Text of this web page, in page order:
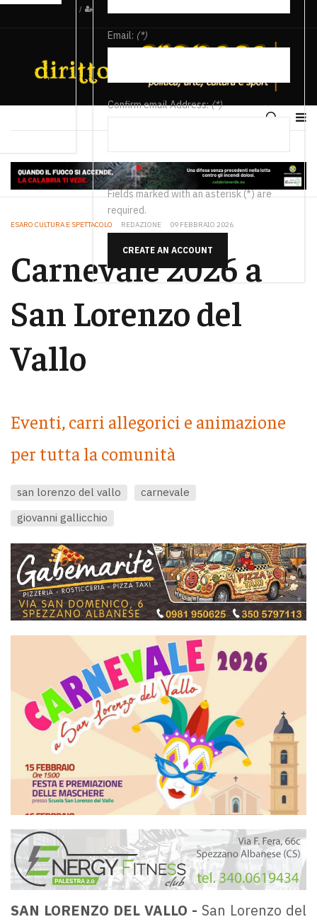
/
Email: (*)
Confirm email Address:(*)
Fields marked with an asterisk (*) are
required.
CREATE AN ACCOUNT
ESARO CULTURA E SPETTACOLO REDAZIONE 09 FEBBRAIO 2026
Carnevale 2026 a
San Lorenzo del
Vallo
Eventi, carri allegorici e animazione
per tutta la comunità
san lorenzo del vallo
carnevale
giovanni gallicchio
SAN LORENZO DEL VALLO - San Lorenzo del